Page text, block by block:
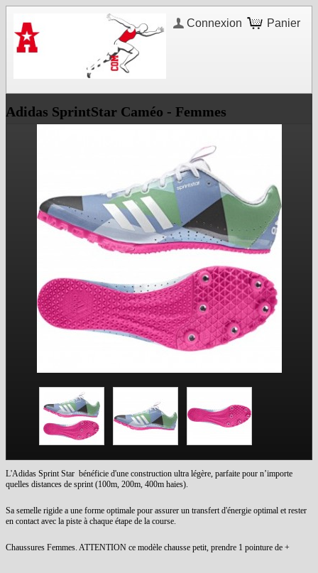
Panier
Connexion
Adidas SprintStar Caméo - Femmes
L'Adidas Sprint Star bénéficie d'une construction ultra légère, parfaite pour n’importe
quelles distances de sprint (100m, 200m, 400m haies).
Sa semelle rigide a une forme optimale pour assurer un transfert d'énergie optimal et rester
en contact avec la piste à chaque étape de la course.
Chaussures Femmes. ATTENTION ce modèle chausse petit, prendre 1 pointure de +